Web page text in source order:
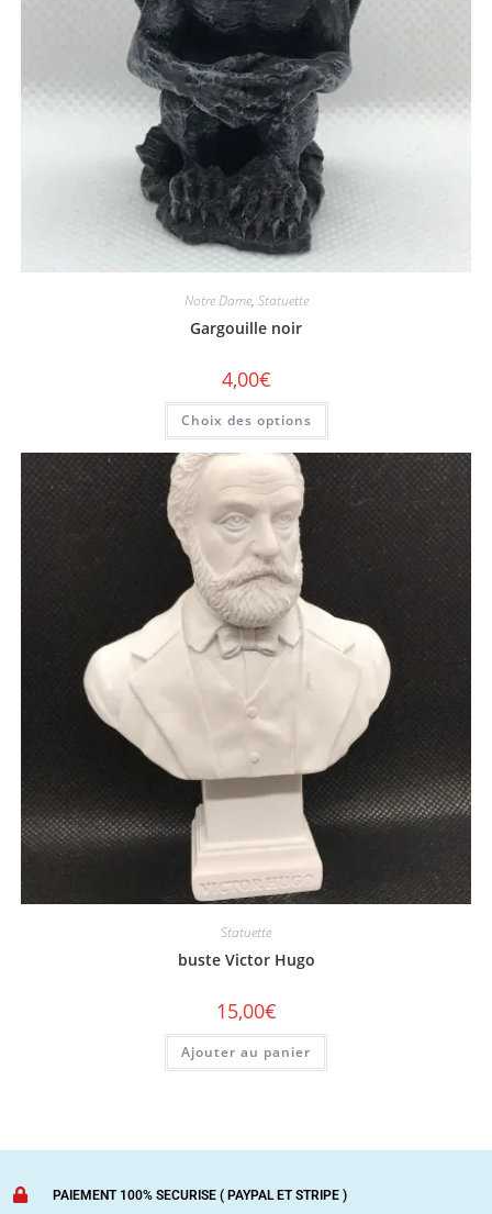
Notre Dame, Statuette
Gargouille noir
4,00€
Choix des options
Statuette
buste Victor Hugo
15,00€
Ajouter au panier
PAIEMENT 100% SECURISE ( PAYPAL ET STRIPE )